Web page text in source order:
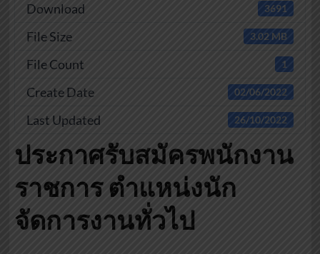
Download 3691
File Size 3.02 MB
File Count 1
Create Date 02/06/2022
Last Updated 26/10/2022
ประกาศรับสมัครพนักงาน
ราชการ ตำแหน่งนัก
จัดการงานทั่วไป